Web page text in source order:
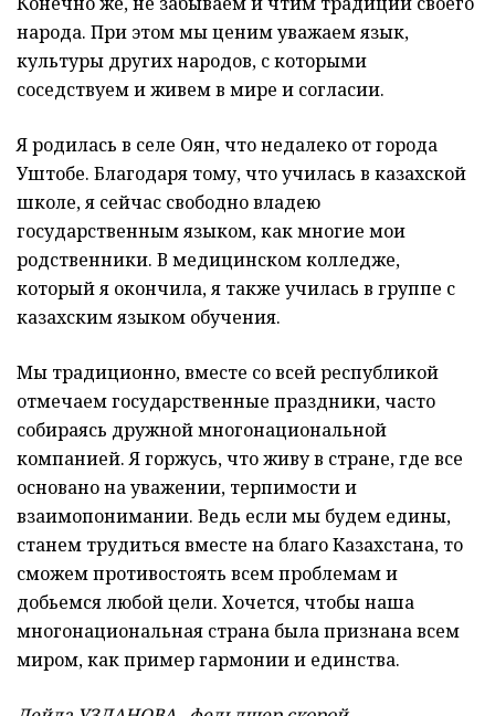
народа. При этом мы ценим уважаем язык,
культуры других народов, с которыми
соседствуем и живем в мире и согласии.
Я родилась в селе Оян, что недалеко от города
Уштобе. Благодаря тому, что училась в казахской
школе, я сейчас свободно владею
государственным языком, как многие мои
родственники. В медицинском колледже,
который я окончила, я также училась в группе с
казахским языком обучения.
Мы традиционно, вместе со всей республикой
отмечаем государственные праздники, часто
собираясь дружной многонациональной
компанией. Я горжусь, что живу в стране, где все
основано на уважении, терпимости и
взаимопонимании. Ведь если мы будем едины,
станем трудиться вместе на благо Казахстана, то
сможем противостоять всем проблемам и
добьемся любой цели. Хочется, чтобы наша
многонациональная страна была признана всем
миром, как пример гармонии и единства.